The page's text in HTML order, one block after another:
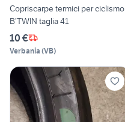
Copriscarpe termici per ciclismo
B’TWIN taglia 41
10 €
Verbania (VB)